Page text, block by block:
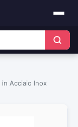
Acciaio Inox